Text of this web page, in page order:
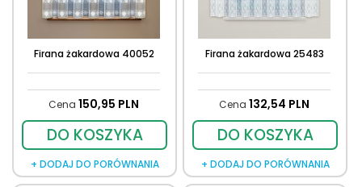
Firana żakardowa 40052
Cena 150,95 PLN
DO KOSZYKA
+ DODAJ DO PORÓWNANIA
Firana żakardowa 25483
Cena 132,54 PLN
DO KOSZYKA
+ DODAJ DO PORÓWNANIA